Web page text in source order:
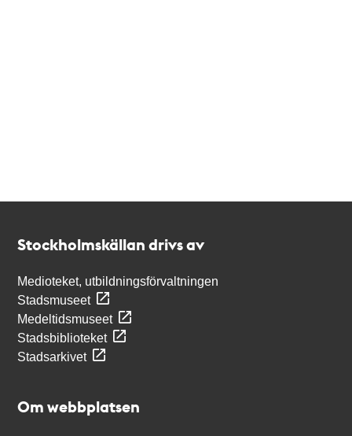
Stockholmskällan drivs av
Medioteket, utbildningsförvaltningen
Stadsmuseet
Medeltidsmuseet
Stadsbiblioteket
Stadsarkivet
Om webbplatsen